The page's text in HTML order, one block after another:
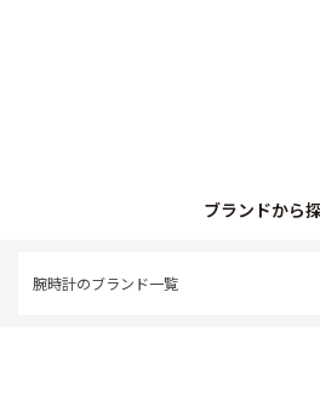
ブランドから
腕時計のブランド一覧